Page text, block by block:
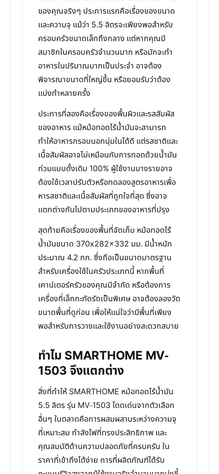
ของคุณจริงๆ ประการแรกคือเรื่องของขนาด
และความจุ แม้ว่า 5.5 ลิตรจะเพียงพอสำหรับ
ครอบครัวขนาดเล็กถึงกลาง แต่หากคุณมี
สมาชิกในครอบครัวจำนวนมาก หรือมักจะทำ
อาหารในปริมาณมากเป็นประจำ อาจต้อง
พิจารณาขนาดที่ใหญ่ขึ้น หรือยอมรับว่าต้อง
แบ่งทำหลายครั้ง
ประการที่สองคือเรื่องของพื้นผิวและรสสัมผัส
ของอาหาร แม้หม้อทอดไร้น้ำมันจะสามารถ
ทำให้อาหารกรอบนอกนุ่มในได้ดี แต่รสชาติและ
เนื้อสัมผัสอาจไม่เหมือนกับการทอดด้วยน้ำมัน
ท่วมแบบดั้งเดิม 100% ผู้ใช้งานบางรายอาจ
ต้องใช้เวลาปรับตัวหรือทดลองสูตรอาหารเพื่อ
หารสชาติและเนื้อสัมผัสที่ถูกใจที่สุด ซึ่งอาจ
แตกต่างกันไปตามประเภทของอาหารที่ปรุง
สุดท้ายคือเรื่องของพื้นที่จัดเก็บ หม้อทอดไร้
น้ำมันขนาด 370x282x332 มม. มีน้ำหนัก
ประมาณ 4.2 กก. ซึ่งถือเป็นขนาดมาตรฐาน
สำหรับเครื่องใช้ในครัวประเภทนี้ หากพื้นที่
เคาน์เตอร์ครัวของคุณมีจำกัด หรือต้องการ
เครื่องที่เล็กกะทัดรัดเป็นพิเศษ อาจต้องลองวัด
ขนาดพื้นที่ดูก่อน เพื่อให้แน่ใจว่ามีพื้นที่เพียง
พอสำหรับการวางและใช้งานอย่างสะดวกสบาย
ทำไม SMARTHOME MV-
1503 จึงแตกต่าง
สิ่งที่ทำให้ SMARTHOME หม้อทอดไร้น้ำมัน
5.5 ลิตร รุ่น MV-1503 โดดเด่นจากตัวเลือก
อื่นๆ ในตลาดคือการผสมผสานระหว่างความจุ
ที่เหมาะสม กำลังไฟที่ทรงประสิทธิภาพ และ
คุณสมบัติด้านความปลอดภัยที่ครบครัน ใน
ราคาที่เข้าถึงได้ง่าย การที่ผลิตภัณฑ์ได้รับ